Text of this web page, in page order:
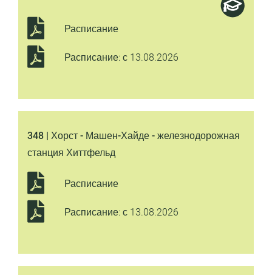
Расписание
Расписание: с 13.08.2026
348 | Хорст - Машен-Хайде - железнодорожная
станция Хиттфельд
Расписание
Расписание: с 13.08.2026